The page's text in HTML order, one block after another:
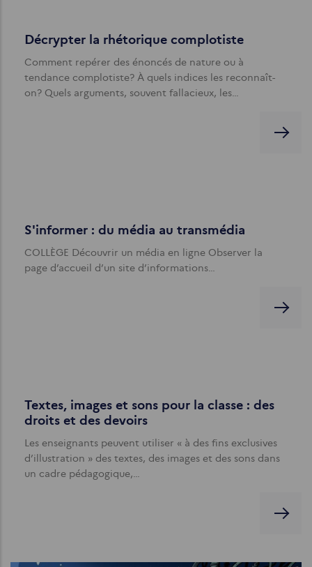
Décrypter la rhétorique complotiste
Comment repérer des énoncés de nature ou à
tendance complotiste? À quels indices les reconnaît-
on? Quels arguments, souvent fallacieux, les…
S'informer : du média au transmédia
COLLÈGE Découvrir un média en ligne Observer la
page d’accueil d’un site d’informations…
Textes, images et sons pour la classe : des
droits et des devoirs
Les enseignants peuvent utiliser « à des fins exclusives
d’illustration » des textes, des images et des sons dans
un cadre pédagogique,…